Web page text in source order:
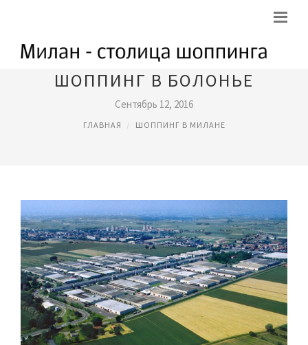
ШОППИНГ В БОЛОНЬЕ
Сентябрь 12, 2016
ГЛАВНАЯ ШОППИНГ В МИЛАНЕ